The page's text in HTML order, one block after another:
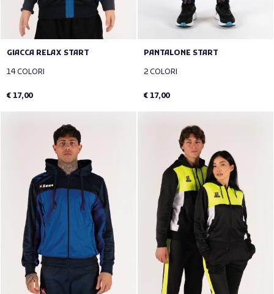
GIACCA RELAX START
14 COLORI
€ 17,00
PANTALONE START
2 COLORI
€ 17,00